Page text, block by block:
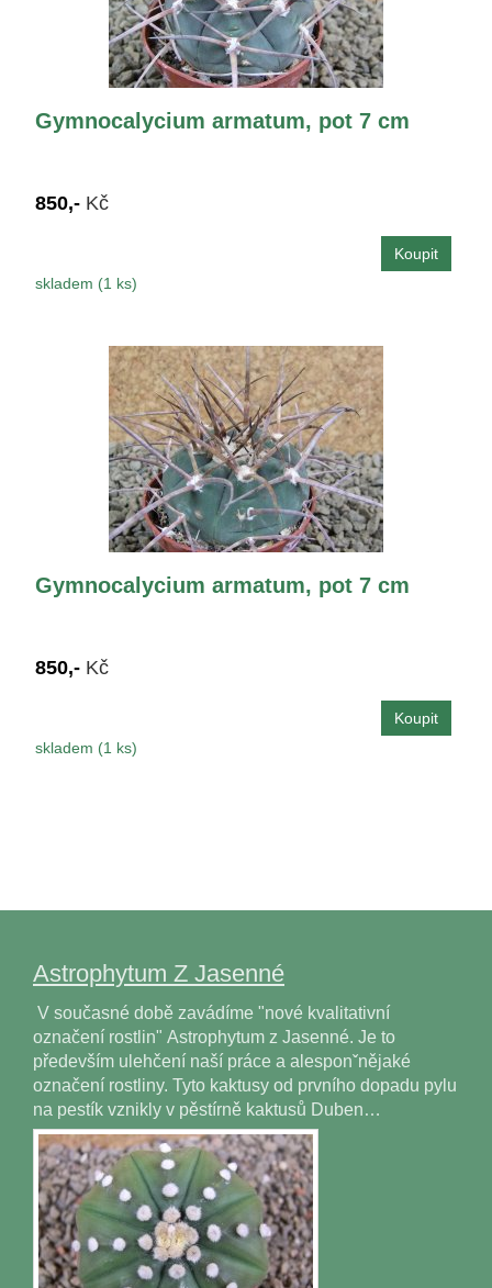
Gymnocalycium armatum, pot 7 cm
850,- Kč
skladem (1 ks)
Gymnocalycium armatum, pot 7 cm
850,- Kč
skladem (1 ks)
Astrophytum Z Jasenné
V současné době zavádíme "nové kvalitativní
označení rostlin" Astrophytum z Jasenné. Je to
především ulehčení naší práce a alesponˇnějaké
označení rostliny. Tyto kaktusy od prvního dopadu pylu
na pestík vznikly v pěstírně kaktusů Duben…